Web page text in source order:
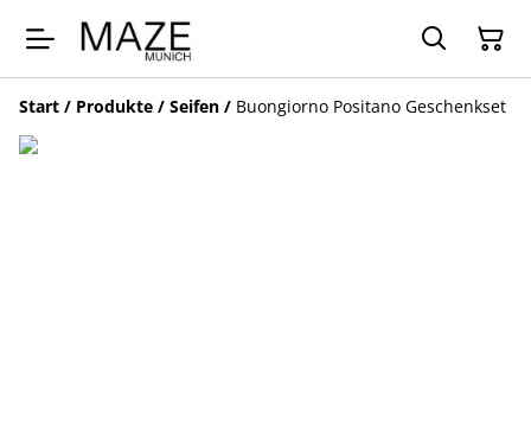
Start / Produkte / Seifen / Buongiorno Positano Geschenkset